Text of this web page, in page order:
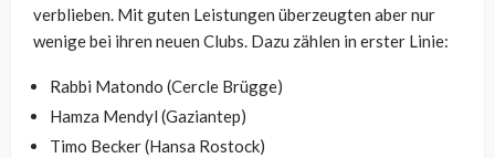
verblieben. Mit guten Leistungen überzeugten aber nur
wenige bei ihren neuen Clubs. Dazu zählen in erster Linie:
Rabbi Matondo (Cercle Brügge)
Hamza Mendyl (Gaziantep)
Timo Becker (Hansa Rostock)